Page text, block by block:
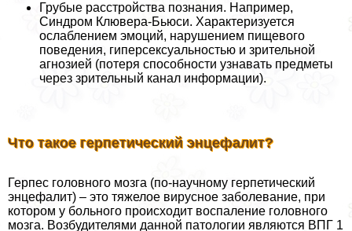
Грубые расстройства познания. Например,
Синдром Клювера-Бьюси. Хаpaктеризуется
ослаблением эмоций, нарушением пищевого
поведения, гиперceкcуальностью и зрительной
агнозией (потеря способности узнавать предметы
через зрительный канал информации).
Что такое герпетический энцефалит?
Герпес головного мозга (по-научному герпетический
энцефалит) – это тяжелое вирусное заболевание, при
котором у больного происходит воспаление головного
мозга. Возбудителями данной патологии являются ВПГ 1